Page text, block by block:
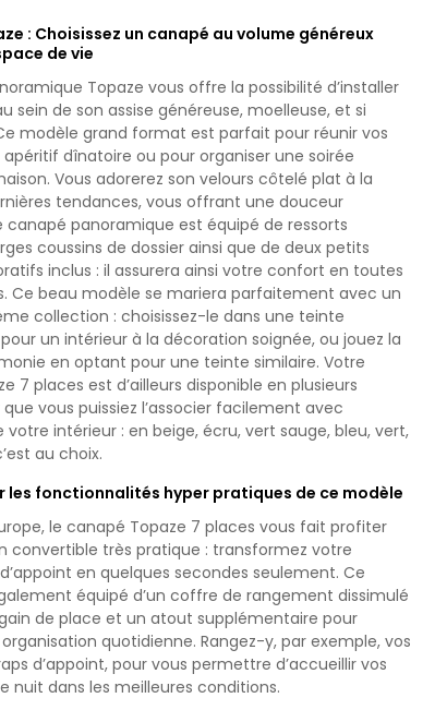
: Choisissez un canapé au volume généreux
de vie
Topaze vous offre la possibilité d’installer
sein de son assise généreuse, moelleuse, et si
modèle grand format est parfait pour réunir vos
apéritif dînatoire ou pour organiser une soirée
Vous adorerez son velours côtelé plat à la
tendances, vous offrant une douceur
canapé panoramique est équipé de ressorts
coussins de dossier ainsi que de deux petits
inclus : il assurera ainsi votre confort en toutes
Ce beau modèle se mariera parfaitement avec un
collection : choisissez-le dans une teinte
un intérieur à la décoration soignée, ou jouez la
en optant pour une teinte similaire. Votre
7 places est d’ailleurs disponible en plusieurs
vous puissiez l’associer facilement avec
votre intérieur : en beige, écru, vert sauge, bleu, vert,
au choix.
les fonctionnalités hyper pratiques de ce modèle
le canapé Topaze 7 places vous fait profiter
convertible très pratique : transformez votre
en quelques secondes seulement. Ce
équipé d’un coffre de rangement dissimulé
de place et un atout supplémentaire pour
quotidienne. Rangez-y, par exemple, vos
d’appoint, pour vous permettre d’accueillir vos
nuit dans les meilleures conditions.